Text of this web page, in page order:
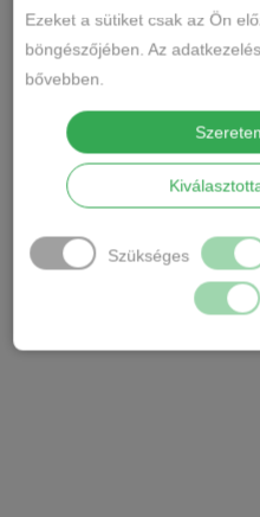
Anyaga: 95% pamut,
Márka: Lemila
tanácsolni a csipke
Ezeket a sütiket csak az Ön
böngészőjében. Az
bővebben.
Szükséges